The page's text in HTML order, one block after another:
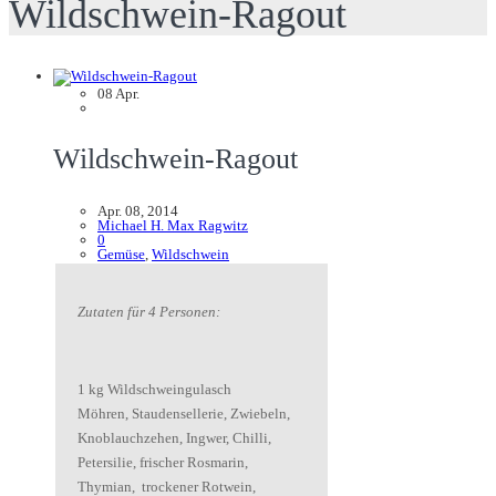
Wildschwein-Ragout
08 Apr.
Wildschwein-Ragout
Apr. 08, 2014
Michael H. Max Ragwitz
0
Gemüse Wildschwein
Zutaten für 4 Personen:
1 kg Wildschweingulasch
Möhren, Staudensellerie, Zwiebeln,
Knoblauchzehen, Ingwer, Chilli,
Petersilie, frischer Rosmarin,
Thymian, trockener Rotwein,